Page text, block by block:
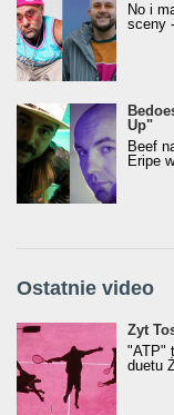
No i
sceny
Up"
Beef
Eripe
Ostatnie video
Żyt Toster/
Żyt
"ATP"
duetu